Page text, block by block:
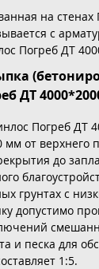
на стенах
с
Погреб ДТ
ДТ
Погреб ДТ
мм от верхнего
до
грунтах с
допустимо
и песка для
1:5.